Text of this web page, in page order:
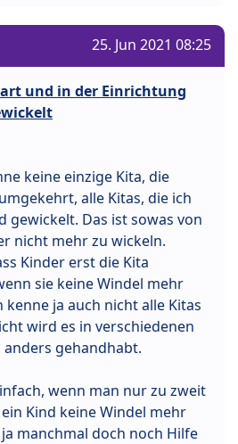
25. Jun 2021 08:25
und in der Einrichtung
keine einzige Kita, die
alle Kitas, die ich
gewickelt. Das ist sowas von
nicht mehr zu wickeln.
Kinder erst die Kita
sie keine Windel mehr
ja auch nicht alle Kitas
wird es in verschiedenen
anders gehandhabt.
wenn man nur zu zweit
Kind keine Windel mehr
manchmal doch noch Hilfe